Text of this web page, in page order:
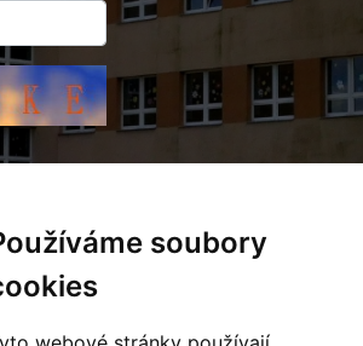
soubory
nad Loučnou